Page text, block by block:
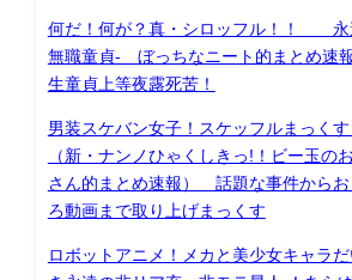
何だ！何が？真・シロッフル！！ 永
無職童貞- ぼっちなニート的まとめ速
生童貞上等夜露死苦！
男装スケバン女子！スケッフルまっくす
（新・ナンノひゃくしきっ!！ビー玉の
さん的まとめ速報） 話題な事件からお
ろ動画まで取り上げまっくす
ロボットアニメ！メカと美少女キャラだ